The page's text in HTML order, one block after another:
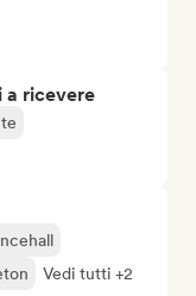
a ricevere
Vedi tutti +2